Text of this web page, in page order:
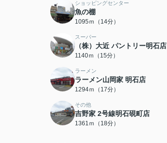
ショッピングセンター
魚の棚
1095ｍ（14分）
スーパー
（株）大近 パントリー明石店
1140ｍ（15分）
ラーメン
ラーメン山岡家 明石店
1294ｍ（17分）
その他
吉野家 2号線明石硯町店
1361ｍ（18分）